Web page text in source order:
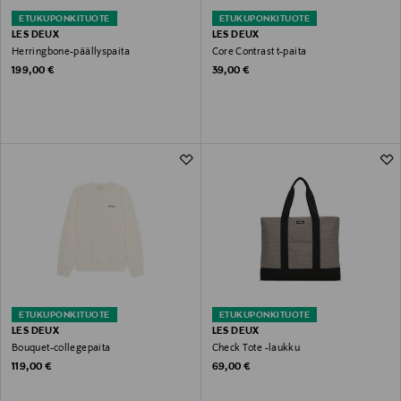
ETUKUPONKITUOTE
LES DEUX
Herringbone-päällyspaita
Original Price
199,00 €
ETUKUPONKITUOTE
LES DEUX
Core Contrast t-paita
Original Price
39,00 €
ETUKUPONKITUOTE
LES DEUX
Bouquet-collegepaita
Original Price
119,00 €
ETUKUPONKITUOTE
LES DEUX
Check Tote -laukku
Original Price
69,00 €